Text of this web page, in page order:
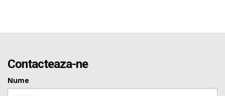
Contacteaza-ne
Nume